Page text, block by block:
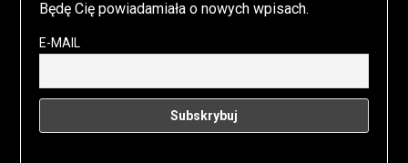
Będę Cię powiadamiała o nowych wpisach.
E-MAIL